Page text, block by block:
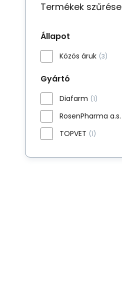
Termékek szűrése
Állapot
Közös áruk (3)
Gyártó
Diafarm (1)
RosenPharma a.s.
TOPVET (1)